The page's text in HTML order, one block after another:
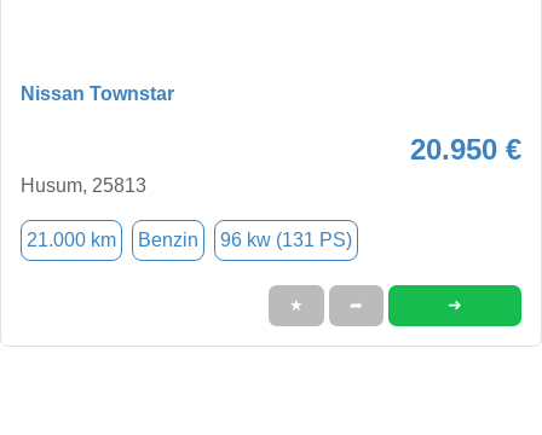
Nissan Townstar
20.950 €
Husum, 25813
21.000 km Benzin 96 kw (131 PS)
★ ➦ ➜